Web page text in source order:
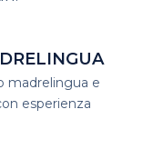
madrelingua e
esperienza